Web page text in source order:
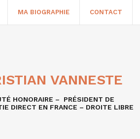
MA BIOGRAPHIE CONTACT
VANNESTE
HONORAIRE – PRÉSIDENT DE
DIRECT EN FRANCE – DROITE LIBRE